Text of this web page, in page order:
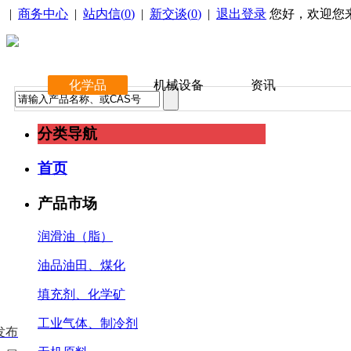
| 商务中心 | 站内信(0) | 新交谈(0) | 退出登录 您好，欢迎您
化学品 机械设备 资讯
分类导航
首页
产品市场
润滑油（脂）
油品油田、煤化
填充剂、化学矿
工业气体、制冷剂
布